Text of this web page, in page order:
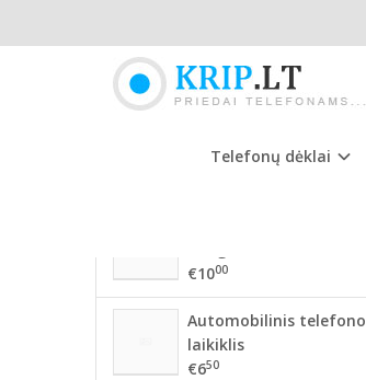
Telefonų dėklai
NAUJAUSIOS PREKĖS
dangteliai
€1000
Automobilinis telefono
laikiklis
€650